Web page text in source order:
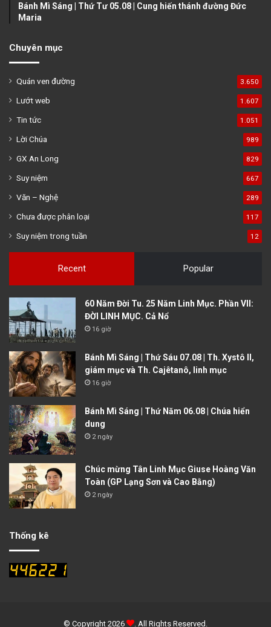
Bánh Mì Sáng | Thứ Tư 05.08 | Cung hiến thánh đường Đức
Maria
Chuyên mục
Quán ven đường 3.650
Lướt web 1.607
Tin tức 1.051
Lời Chúa 989
GX An Long 829
Suy niệm 667
Văn – Nghệ 289
Chưa được phân loại 117
Suy niệm trong tuần 12
Recent Popular
60 Năm Đời Tu. 25 Năm Linh Mục. Phần VII:
ĐỜI LINH MỤC. Cả Nổ
16 giờ
Bánh Mì Sáng | Thứ Sáu 07.08 | Th. Xystô II,
giám mục và Th. Cajêtanô, linh mục
16 giờ
Bánh Mì Sáng | Thứ Năm 06.08 | Chúa hiển
dung
2 ngày
Chúc mừng Tân Linh Mục Giuse Hoàng Văn
Toàn (GP Lạng Sơn và Cao Bằng)
2 ngày
Thống kê
© Copyright 2026 . All Rights Reserved.